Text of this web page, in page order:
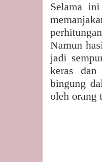
Selama
Namun
jadi
keras dan
bingung
oleh orang